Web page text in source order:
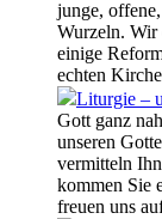
junge,
Wurzeln. Wir
einige
echten
Liturgie –
Gott ganz
unseren
vermitteln
kommen Sie
freuen uns